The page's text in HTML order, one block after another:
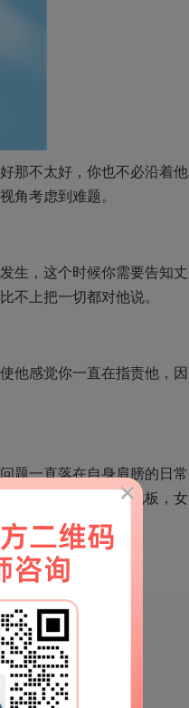
那不太好，你也不必沿着他
角考虑到难题。
生，这个时候你需要告知丈
不上把一切都对他说。
他感觉你一直在指责他，因
题一直落在自身肩膀的日常
彼此担负，丈夫拖地板，女
端官网
多情感秘籍